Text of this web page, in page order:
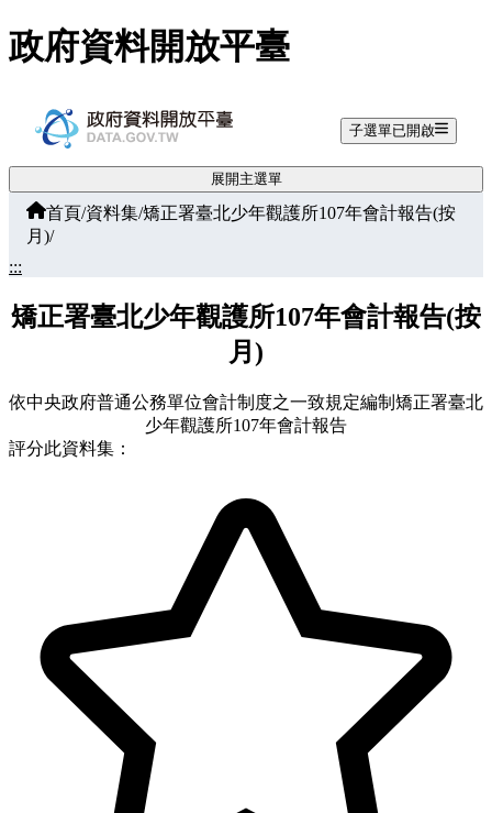
跳至主要內容
政府資料開放平臺
子選單已開啟
展開主選單
首頁/資料集/矯正署臺北少年觀護所107年會計報告(按
月)/
:::
矯正署臺北少年觀護所107年會計報告(按
月)
依中央政府普通公務單位會計制度之一致規定編制矯正署臺北
少年觀護所107年會計報告
評分此資料集：